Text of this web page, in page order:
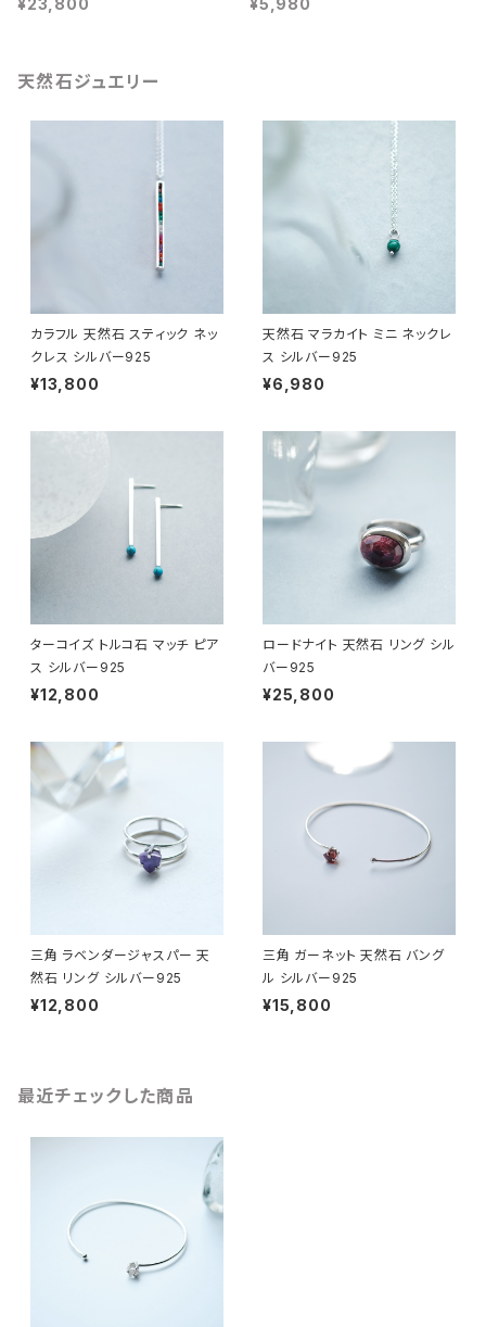
天然石ジュエリー
カラフル 天然石 スティック ネッ
クレス シルバー925
¥13,800
天然石 マラカイト ミニ ネックレ
ス シルバー925
¥6,980
ターコイズ トルコ石 マッチ ピア
ス シルバー925
¥12,800
ロードナイト 天然石 リング シル
バー925
¥25,800
三角 ラベンダージャスパー 天
然石 リング シルバー925
¥12,800
三角 ガーネット 天然石 バング
ル シルバー925
¥15,800
最近チェックした商品